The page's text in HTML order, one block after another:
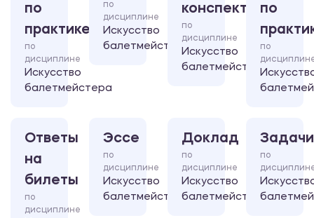
по
практике
по
дисциплине
Искусство
балетмейстера
по
дисциплине
Искусство
балетмейстера
конспект
по
дисциплине
Искусство
балетмейстера
по
по
Ответы
на
билеты
по
дисциплине
Эссе
по
дисциплине
Искусство
балетмейстера
Доклад
по
дисциплине
Искусство
балетмейстера
Задачи
по